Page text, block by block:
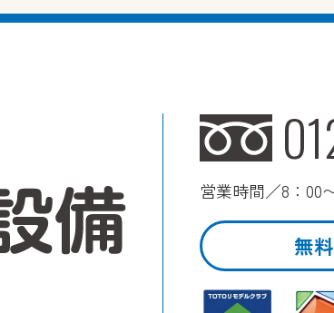
営業時間／8：00
無